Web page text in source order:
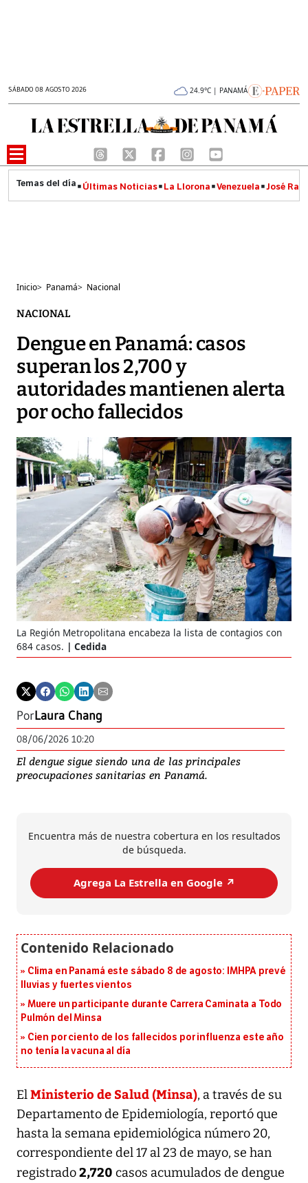
SÁBADO 08 AGOSTO 2026 24.9°C | PANAMÁ
Últimas Noticias La Llorona Venezuela José
Inicio> Panamá> Nacional
NACIONAL
Dengue en Panamá: casos
superan los 2,700 y
autoridades mantienen alerta
por ocho fallecidos
La Región Metropolitana encabeza la lista de contagios con
684 casos.
Cedida
PorLaura Chang
08/06/2026 10:20
El dengue sigue siendo una de las principales
preocupaciones sanitarias en Panamá.
Encuentra más de nuestra cobertura en los resultados
de búsqueda.
Agrega La Estrella en Google ↗️
Clima en Panamá este sábado 8 de agosto: IMHPA prevé
lluvias y fuertes vientos
Muere un participante durante Carrera Caminata a Todo
Pulmón del Minsa
Cien por ciento de los fallecidos por influenza este año
no tenía la vacuna al día
ElMinisterio de Salud (Minsa), a través de su
Departamento de Epidemiología, reportó que
hasta la semana epidemiológica número 20,
correspondiente del 17 al 23 de mayo, se han
registrado2,720 casos acumulados de dengue